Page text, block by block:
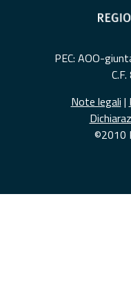
PEC: AOO-
Note legali |
©2010